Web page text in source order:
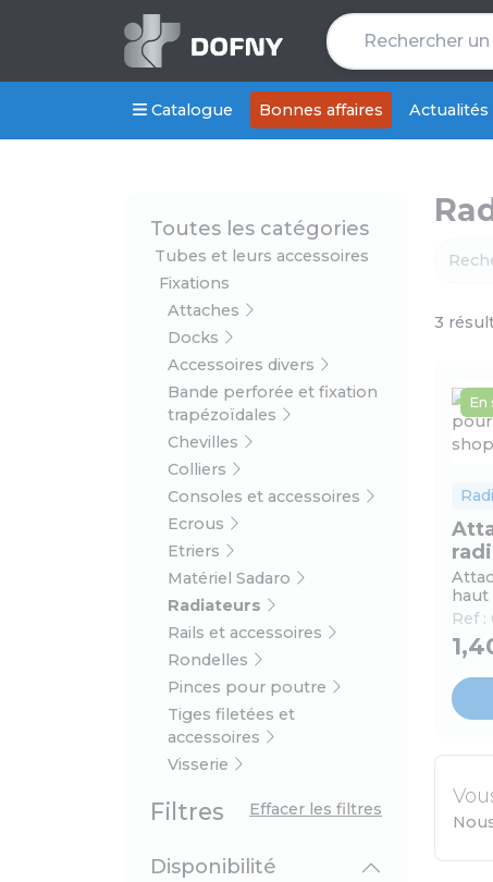
Catalogue Bonnes affaires Actualités
Toutes les catégories
Tubes et leurs accessoires
Fixations
Attaches
Docks
Accessoires divers
Bande perforée et fixation
trapézoïdales
Chevilles
Colliers
Consoles et accessoires
Ecrous
Etriers
Matériel Sadaro
Radiateurs
Rails et accessoires
Rondelles
Pinces pour poutre
Tiges filetées et
accessoires
Visserie
Filtres Effacer les filtres
Disponibilité
3
haut
Ref :